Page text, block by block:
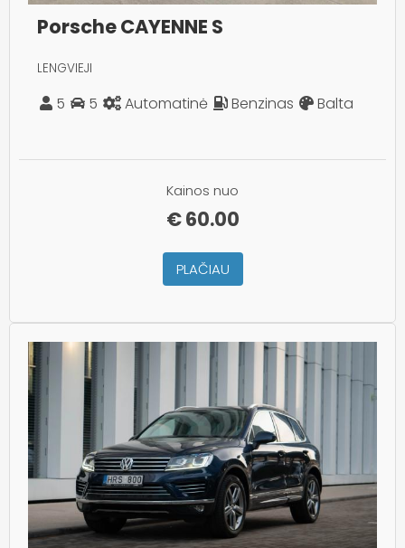
Porsche CAYENNE S
LENGVIEJI
5 5 Automatinė Benzinas Balta
Kainos nuo
€60.00
PLAČIAU